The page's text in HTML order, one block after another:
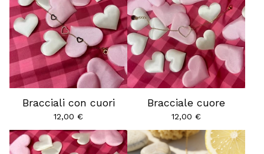
Bracciali con cuori
12,00 €
Bracciale cuore
12,00 €